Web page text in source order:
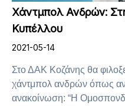
Χάντμπολ Ανδρών:
Κυπέλλου
2021-05-14
Στο ΔΑΚ Κοζάνης θα
χάντμπολ ανδρών όπως
ανακοίνωση: “H